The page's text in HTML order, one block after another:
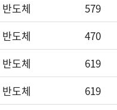
반도체 579
반도체 470
반도체 619
반도체 619